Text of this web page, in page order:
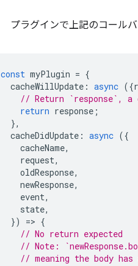
プラグインで上記のコール
const myPlugin = {
cacheWillUpdate : async ({
// Return `response`,
return response ;
},
cacheDidUpdate : async ({
cacheName,
request,
oldResponse,
newResponse,
event,
state,
})
=> {
// No return expected
// Note:
// meaning the body